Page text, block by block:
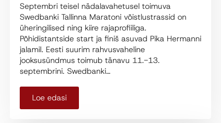
Septembri teisel nädalavahetusel toimuva
Swedbanki Tallinna Maratoni võistlustrassid on
üheringilised ning kiire rajaprofiiliga.
Põhidistantside start ja finiš asuvad Pika Hermanni
jalamil. Eesti suurim rahvusvaheline
jooksusündmus toimub tänavu 11.-13.
septembrini. Swedbanki…
Loe edasi